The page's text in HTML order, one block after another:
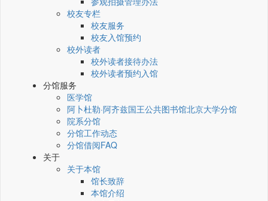
校友专栏
校友服务
校友入馆预约
校外读者
校外读者接待办法
校外读者预约入馆
分馆服务
医学馆
阿卜杜勒·阿齐兹国王公共图书馆北京大学分馆
院系分馆
分馆工作动态
分馆借阅FAQ
关于
关于本馆
馆长致辞
本馆介绍